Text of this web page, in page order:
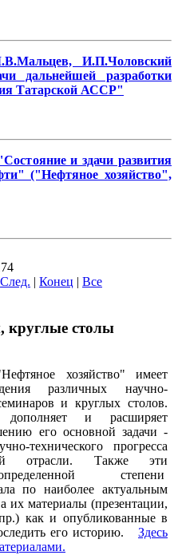
И.П.Чоловский
дальнейшей разработки
Татарской АССР"
и здачи развития
("Нефтяное хозяйство",
След. | Конец | Все
круглые столы
хозяйство" имеет
различных научно-
и круглых столов.
и расширяет
его основной задачи -
технического прогресса
отрасли. Также эти
степени
по наиболее актуальным
их материалы (презентации,
как и опубликованные в
его историю. Здесь
.